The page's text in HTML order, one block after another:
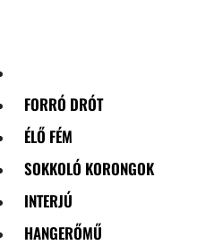
FORRÓ DRÓT
ÉLŐ FÉM
SOKKOLÓ KORONGOK
INTERJÚ
HANGERŐMŰ